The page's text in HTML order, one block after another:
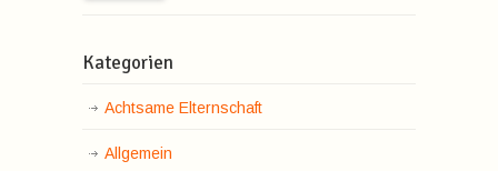
Kategorien
Achtsame Elternschaft
Allgemein